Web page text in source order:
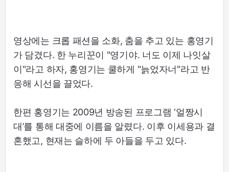
영상에는 크롭 패션을 소화, 춤을 추고 있는 홍영기
가 담겼다. 한 누리꾼이 "영기야. 너도 이제 나잇살
이"라고 하자, 홍영기는 쿨하게 "늙었자너"라고 반
응해 시선을 끌었다.
한편 홍영기는 2009년 방송된 프로그램 ‘얼짱시
대’를 통해 대중에 이름을 알렸다. 이후 이세용과 결
혼했고, 현재는 슬하에 두 아들을 두고 있다.